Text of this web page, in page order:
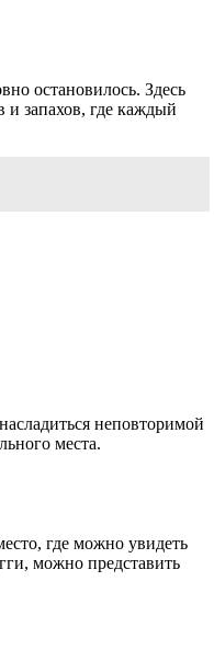
остановилось. Здесь
и запахов, где каждый
неповторимой
места.
где можно увидеть
можно представить